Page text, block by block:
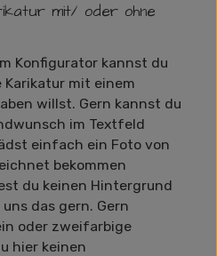
mit/ oder ohne
Konfigurator kannst du
Karikatur mit einem
willst. Gern kannst du
im Textfeld
einfach ein Foto von
bekommen
du keinen Hintergrund
das gern. Gern
oder zweifarbige
hier keinen